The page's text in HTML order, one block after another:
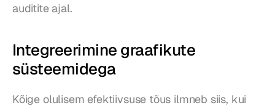
auditite ajal.
Integreerimine graafikute
süsteemidega
Kõige olulisem efektiivsuse tõus ilmneb siis, kui